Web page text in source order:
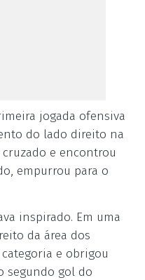
jogada ofensiva
do lado direito na
e encontrou
empurrou para o
inspirado. Em uma
da área dos
e obrigou
segundo gol do